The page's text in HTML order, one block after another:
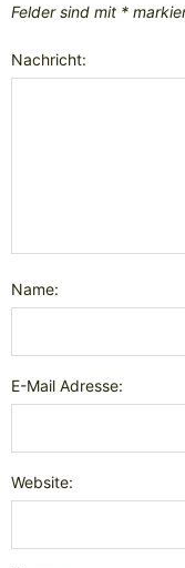
Felder sind mit *
Nachricht:
Name:
E-Mail Adresse:
Website: